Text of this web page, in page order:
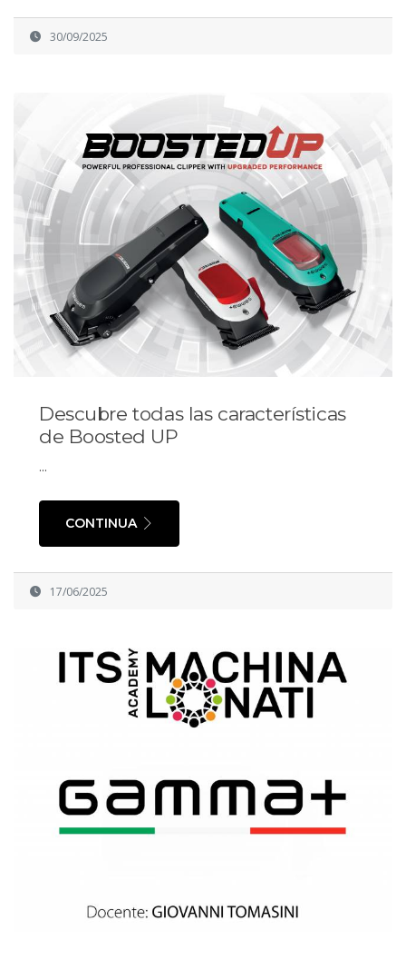
30/09/2025
Descubre todas las características
de Boosted UP
...
CONTINUA
17/06/2025